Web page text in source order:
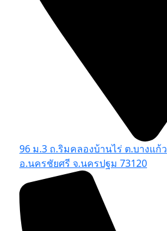
96 ม.3 ถ.ริมคลองบ้านไร่ ต.บางแก้ว
อ.นครชัยศรี จ.นครปฐม 73120